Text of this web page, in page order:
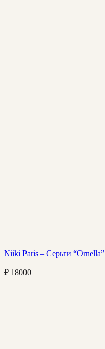
Niiki Paris – Серьги “Ornella”
₽ 18000